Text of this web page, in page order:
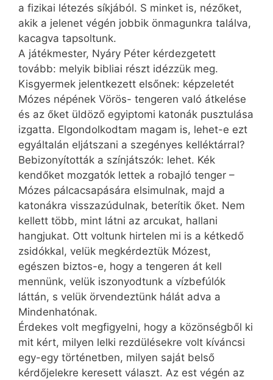
a fizikai létezés síkjából. S minket is, nézőket,
akik a jelenet végén jobbik önmagunkra találva,
kacagva tapsoltunk.
A játékmester, Nyáry Péter kérdezgetett
tovább: melyik bibliai részt idézzük meg.
Kisgyermek jelentkezett elsőnek: képzeletét
Mózes népének Vörös- tengeren való átkelése
és az őket üldöző egyiptomi katonák pusztulása
izgatta. Elgondolkodtam magam is, lehet-e ezt
egyáltalán eljátszani a szegényes kelléktárral?
Bebizonyították a színjátszók: lehet. Kék
kendőket mozgatók lettek a robajló tenger –
Mózes pálcacsapására elsimulnak, majd a
katonákra visszazúdulnak, beterítik őket. Nem
kellett több, mint látni az arcukat, hallani
hangjukat. Ott voltunk hirtelen mi is a kétkedő
zsidókkal, velük megkérdeztük Mózest,
egészen biztos-e, hogy a tengeren át kell
mennünk, velük iszonyodtunk a vízbefúlók
láttán, s velük örvendeztünk hálát adva a
Mindenhatónak.
Érdekes volt megfigyelni, hogy a közönségből ki
mit kért, milyen lelki rezdülésekre volt kíváncsi
egy-egy történetben, milyen saját belső
kérdőjelekre keresett választ. Az est végén az